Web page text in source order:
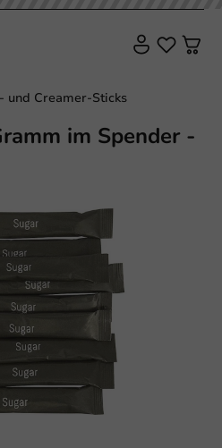
und Creamer-Sticks
im Spender -